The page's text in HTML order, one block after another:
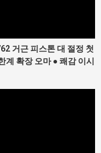
거근 피스톤 대 절정 첫
계 확장 오마 ● 쾌감 이시